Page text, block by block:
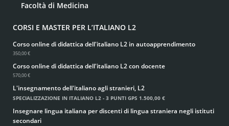
Facoltà di Medicina
CORSI E MASTER PER L’ITALIANO L2
Corso online di didattica dell'italiano L2 in autoapprendimento
350,00 €
Corso online di didattica dell'italiano L2 con docente
570,00 €
L'insegnamento dell'italiano agli stranieri, L2
SPECIALIZZAZIONE IN ITALIANO L2 - 3 PUNTI GPS 1.500,00 €
Insegnare lingua italiana per discenti di lingua straniera negli istituti
secondari